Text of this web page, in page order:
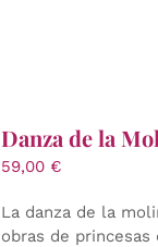
Danza de la
59,00 €
La danza de la
obras de princesas